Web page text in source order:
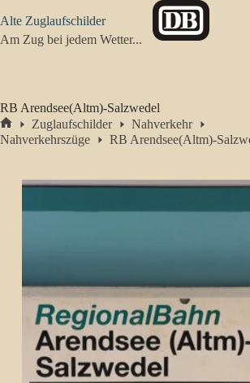
Inhalt
springen
Alte Zuglaufschilder
Am Zug bei jedem Wetter...
RB Arendsee(Altm)-Salzwedel
Start
Zuglaufschilder
Nahverkehr
Nahverkehrszüge
RB Arendsee(Altm)-